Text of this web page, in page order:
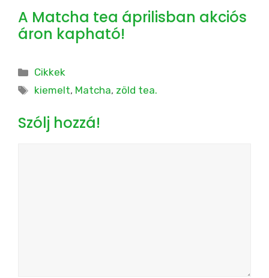
A Matcha tea áprilisban akciós
áron kapható!
Kategória
Cikkek
Címkék
kiemelt, Matcha, zöld tea.
Szólj hozzá!